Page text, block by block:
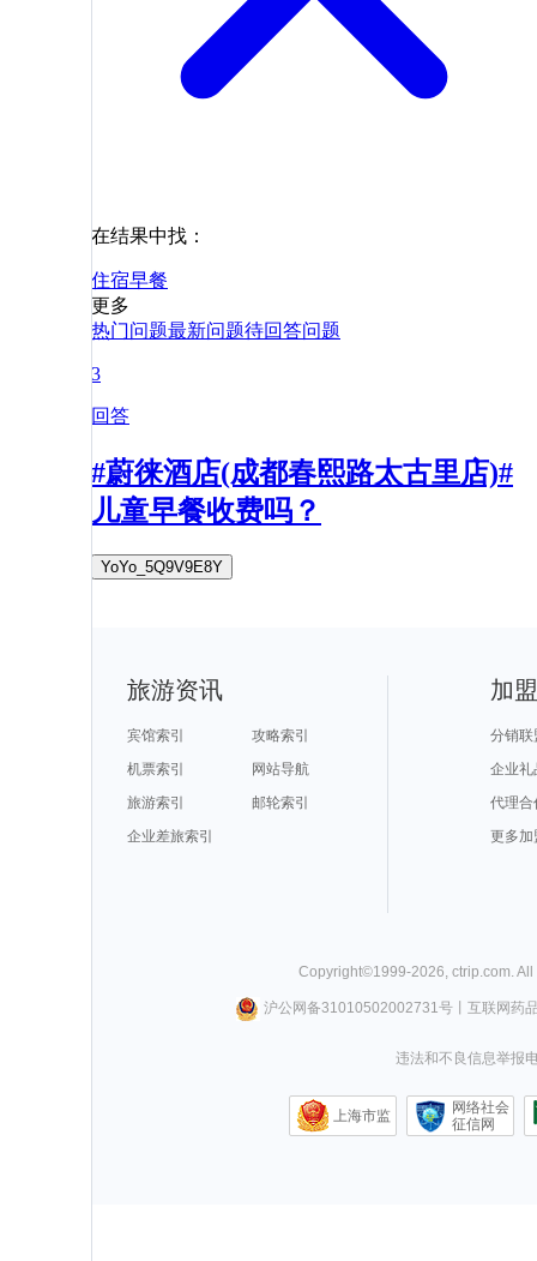
在结果中找：
住宿早餐
更多
热门问题最新问题待回答问题
3
回答
#蔚徕酒店(成都春熙路太古里店)#
儿童早餐收费吗？
YoYo_5Q9V9E8Y
旅游资讯
宾馆索引
攻略索引
机票索引
网站导航
旅游索引
邮轮索引
企业差旅索引
加
分销联
企业礼
代理合
更多加
Copyright©1999-2026 ctrip.com .
沪公网备31010502002731号丨 互联网药
违法和不良信息举报
上海市监
网络社会
征信网